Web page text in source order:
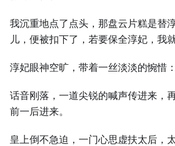
我沉重地点了点头，那盘云片糕是替
儿，便被扣下了，若要保全淳妃，我就
淳妃眼神空旷，带着一丝淡淡的惋惜
话音刚落，一道尖锐的喊声传进来，
前一后进来。
皇上倒不急迫，一门心思虚扶太后，